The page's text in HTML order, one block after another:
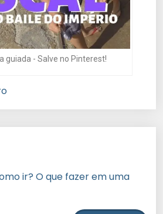
guiada - Salve no Pinterest!
ir? O que fazer em uma